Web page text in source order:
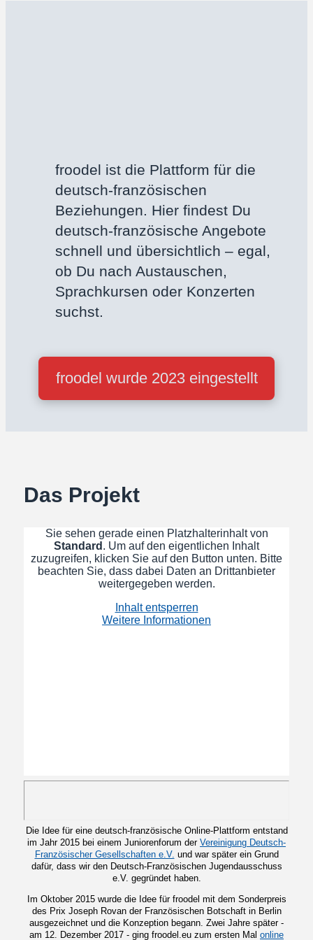
froodel ist die Plattform für die
deutsch-französischen
Beziehungen. Hier findest Du
deutsch-französische Angebote
schnell und übersichtlich – egal,
ob Du nach Austauschen,
Sprachkursen oder Konzerten
suchst.
froodel wurde 2023 eingestellt
Das Projekt
Sie sehen gerade einen Platzhalterinhalt von
Standard . Um auf den eigentlichen Inhalt
zuzugreifen, klicken Sie auf den Button unten. Bitte
beachten Sie, dass dabei Daten an Drittanbieter
weitergegeben werden.
Inhalt entsperren
Weitere Informationen
Die Idee für eine deutsch-französische Online-Plattform entstand
im Jahr 2015 bei einem Juniorenforum der Vereinigung Deutsch-
Französischer Gesellschaften e.V. und war später ein Grund
dafür, dass wir den Deutsch-Französischen Jugendausschuss
e.V. gegründet haben.
Im Oktober 2015 wurde die Idee für froodel mit dem Sonderpreis
des Prix Joseph Rovan der Französischen Botschaft in Berlin
ausgezeichnet und die Konzeption begann. Zwei Jahre später -
am 12. Dezember 2017 - ging froodel.eu zum ersten Mal online